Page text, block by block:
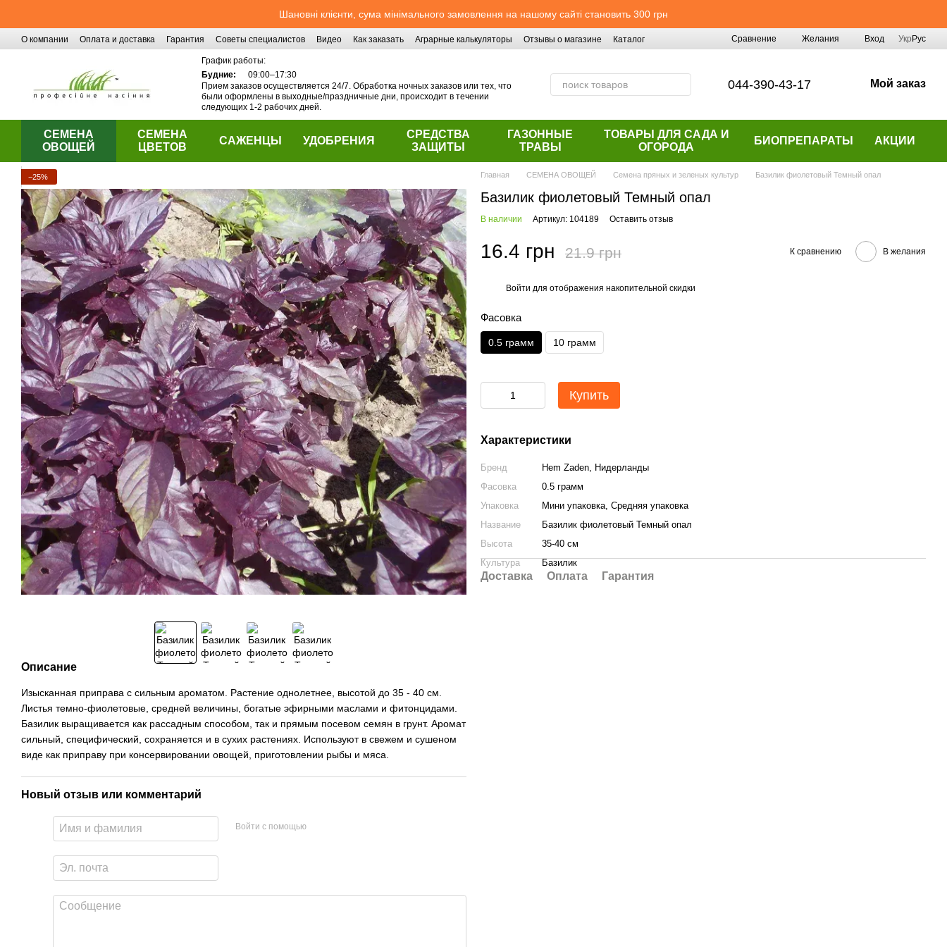
Шановні клієнти, сума мінімального замовлення на нашому сайті становить 300 грн
О компании Оплата и доставка Гарантия Советы специалистов Видео Как заказать Аграрные калькуляторы Отзывы о магазине
Каталог
Сравнение Желания Вход УкрРус
График работы:
Будние:
09:00–17:30
Прием заказов осуществляется 24/7. Обработка ночных заказов или тех, что
были оформлены в выходные/праздничные дни, происходит в течении
следующих 1-2 рабочих дней.
044-390-43-17 Мой заказ
СЕМЕНА
ОВОЩЕЙ
СЕМЕНА
ЦВЕТОВ
САЖЕНЦЫ УДОБРЕНИЯ
СРЕДСТВА
ЗАЩИТЫ
ГАЗОННЫЕ
ТРАВЫ
ТОВАРЫ ДЛЯ САДА И
ОГОРОДА
БИОПРЕПАРАТЫ АКЦИИ
−25%
Описание
Изысканная приправа с сильным ароматом. Растение однолетнее, высотой до 35 - 40 см.
Листья темно-фиолетовые, средней величины, богатые эфирными маслами и фитонцидами.
Базилик выращивается как рассадным способом, так и прямым посевом семян в грунт. Аромат
сильный, специфический, сохраняется и в сухих растениях. Используют в свежем и сушеном
виде как приправу при консервировании овощей, приготовлении рыбы и мяса.
Новый отзыв или комментарий
Войти с помощью
Главная СЕМЕНА ОВОЩЕЙ Семена пряных и зеленых культур Базилик фиолетовый Темный опал
Базилик фиолетовый Темный опал
В наличии Артикул: 104189 Оставить отзыв
16.4 грн 21.9 грн К сравнению В желания
Войти для отображения накопительной скидки
Фасовка
0.5 грамм 10 грамм
Купить
Характеристики
Бренд
Hem Zaden, Нидерланды
Фасовка
0.5 грамм
Упаковка
Мини упаковка, Средняя упаковка
Название
Базилик фиолетовый Темный опал
Высота
35-40 см
Культура
Базилик
Доставка Оплата Гарантия